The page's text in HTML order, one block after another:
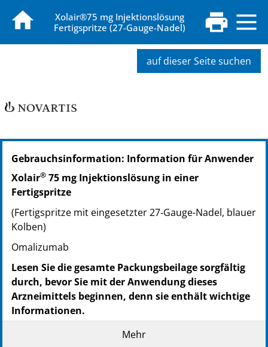
Xolair®75 mg Injektionslösung
Fertigspritze (27-Gauge-Nadel)
auf dieser Seite suchen
PZN: 09175103
PPN: 110917510309
NTIN: 04150091751032
PZN: 18036777
NTIN: 04150180367779
Gebrauchsinformation: Information für Anwender
Xolair® 75 mg Injektionslösung in einer
Fertigspritze
(Fertigspritze mit eingesetzter 27‑Gauge-Nadel, blauer
Kolben)
Omalizumab
Lesen Sie die gesamte Packungsbeilage sorgfältig
durch, bevor Sie mit der Anwendung dieses
Arzneimittels beginnen, denn sie enthält wichtige
Informationen.
Heben Sie die Packungsbeilage auf. Vielleicht
möchten Sie diese später nochmals lesen.
Mehr